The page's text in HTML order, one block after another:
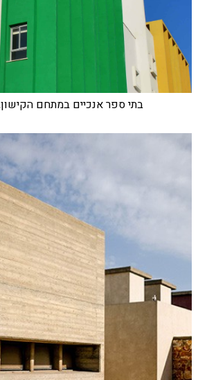
בתי ספר אנכיים במתחם